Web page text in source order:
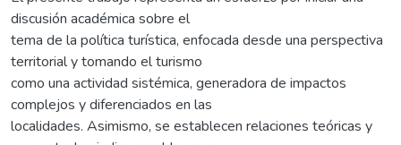
discusión académica sobre el
tema de la política turística, enfocada desde una perspectiva
territorial y tomando el turismo
como una actividad sistémica, generadora de impactos
complejos y diferenciados en las
localidades. Asimismo, se establecen relaciones teóricas y